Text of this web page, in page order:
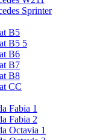
Sprinter
B5
B5 5
B6
B7
B8
CC
Fabia 1
Fabia 2
Octavia 1